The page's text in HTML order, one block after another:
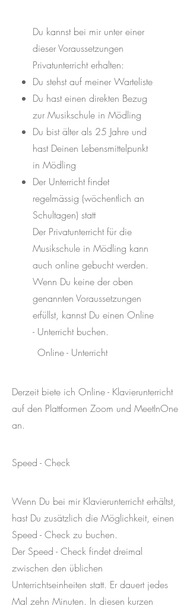
Du kannst bei mir unter einer
dieser Voraussetzungen
Privatunterricht erhalten:
Du stehst auf meiner Warteliste
Du hast einen direkten Bezug
zur Musikschule in Mödling
Du bist älter als 25 Jahre und
hast Deinen Lebensmittelpunkt
in Mödling
Der Unterricht findet
regelmässig (wöchentlich an
Schultagen) statt
Der Privatunterricht für die
Musikschule in Mödling kann
auch online gebucht werden.
Wenn Du keine der oben
genannten Voraussetzungen
erfüllst, kannst Du einen Online
- Unterricht buchen.
Online - Unterricht
Derzeit biete ich Online - Klavierunterricht
auf den Plattformen Zoom und MeetInOne
an.
Speed - Check
Wenn Du bei mir Klavierunterricht erhältst,
hast Du zusätzlich die Möglichkeit, einen
Speed - Check zu buchen.
Der Speed - Check findet dreimal
zwischen den üblichen
Unterrichtseinheiten statt. Er dauert jedes
Mal zehn Minuten. In diesen kurzen